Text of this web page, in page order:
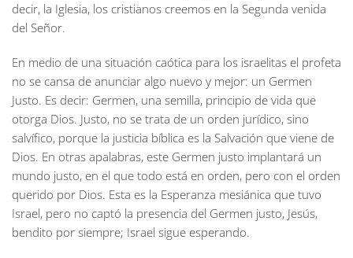
decir, la Iglesia, los cristianos creemos en la Segunda venida
del Señor.
En medio de una situación caótica para los israelitas el profeta
no se cansa de anunciar algo nuevo y mejor: un Germen
Justo. Es decir: Germen, una semilla, principio de vida que
otorga Dios. Justo, no se trata de un orden jurídico, sino
salvífico, porque la justicia bíblica es la Salvación que viene de
Dios. En otras apalabras, este Germen justo implantará un
mundo justo, en el que todo está en orden, pero con el orden
querido por Dios. Esta es la Esperanza mesiánica que tuvo
Israel, pero no captó la presencia del Germen justo, Jesús,
bendito por siempre; Israel sigue esperando.